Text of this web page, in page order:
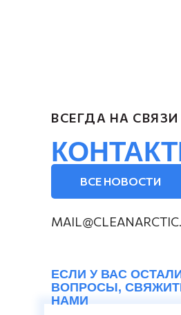
ВСЕ НОВОСТИ
ВСЕГДА НА СВЯЗИ
ЕСЛИ У ВАС
ВОПРОСЫ,
НАМИ